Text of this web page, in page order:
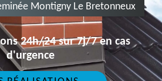
Montigny Le Bretonneux
24h/24 sur 7j/7 en cas
d'urgence